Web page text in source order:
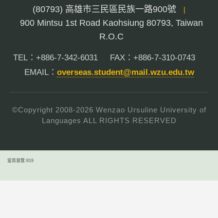
(80793) 高雄市三民區民族一路900號 |
900 Mintsu 1st Road Kaohsiung 80793, Taiwan
R.O.C
TEL：+886-7-342-6031
FAX：+886-7-310-0743
EMAIL： overseas.student@mail.wzu.edu.tw
©Copyright 2008-2026 Wenzao Ursuline University of
Languages ALL RIGHTS RESERVED
當頁瀏覽:819